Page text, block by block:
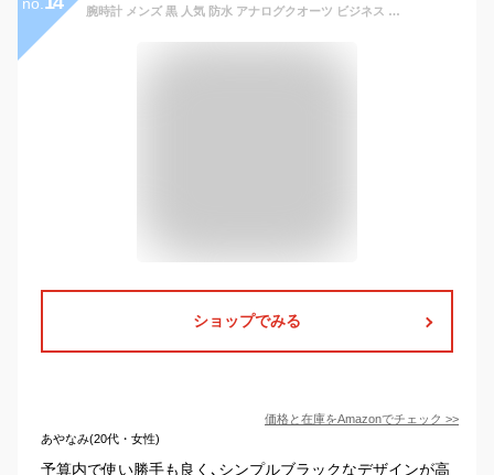
腕時計 メンズ 黒 人気 防水 アナログクオーツ ビジネス うで時計 おしゃれ ステンレス 男性用腕時 計日付 シンプル 大きい文字盤ブラック紳士腕時 計仕事クロノグラフ ファッションムーンスウォッチプレゼント
ショップでみる
価格と在庫をAmazonでチェック >>
あやなみ(20代・女性)
予算内で使い勝手も良く､シンプルブラックなデザインが高